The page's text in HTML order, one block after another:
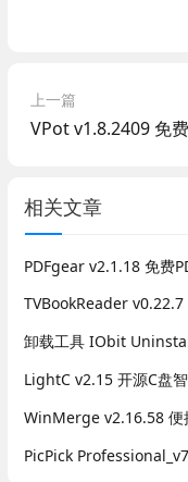
上一篇
相关文章
PDFgear v2.1.18 免费
TVBookReader
卸载工具 IObit
LightC v2.15 开源C盘
WinMerge v2.16.58 便
PicPick